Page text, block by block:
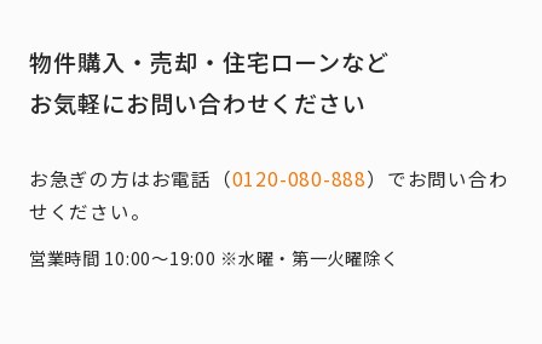
物件購入・売却・住宅ローンなど
お気軽にお問い合わせください
お急ぎの方はお電話（0120-080-888）でお問い合わ
せください。
営業時間 10:00～19:00 ※水曜・第一火曜除く